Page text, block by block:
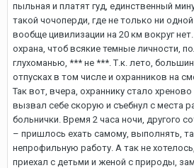
пыльная и платят гуд, единственный
такой чочоперди, где не только ни
вообще цивилизации на 20 км вокруг
охрана, чтоб всякие темные личности,
глухоманью, *** не ***. Т.к. лето,
отпусках в том числе и охранников на
Так вот, вчера, охраннику стало
вызвал себе скорую и съебнул с места
больнички. Время 2 часа ночи, другого
– пришлось ехать самому, выполнять,
непрофильную работу. А так не
приехал с детьми и женой с природы,